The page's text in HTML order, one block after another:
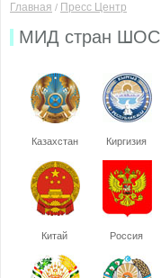
Главная / Пресс Центр
МИД стран ШОС
Казахстан Киргизия
Китай Россия